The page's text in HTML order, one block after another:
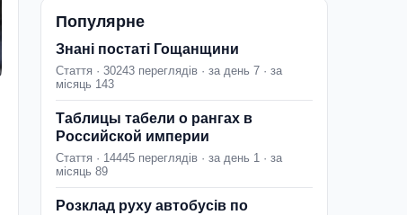
Популярне
Знані постаті Гощанщини
Стаття · 30243 переглядів · за день 7 · за
місяць 143
Таблицы табели о рангах в
Российской империи
Стаття · 14445 переглядів · за день 1 · за
місяць 89
Розклад руху автобусів по